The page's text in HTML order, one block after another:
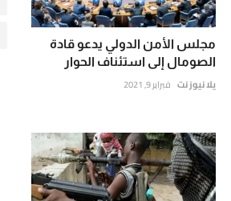
مجلس الأمن الدولي يدعو قادة
الصومال إلى استئناف الحوار
يلا نيوز نت فبراير 9, 2021